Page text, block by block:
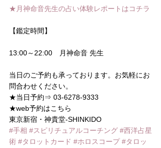
★月神命音先生の占い体験レポートはコチラ
【鑑定時間】
13:00～22:00　月神命音 先生
当日のご予約も承っております。お気軽にお
問合わせください。
★当日予約⇒ 03-6278-9333
★web予約はこちら
東京新宿・神貴堂-SHINKIDO
#手相 #スピリチュアルコーチング #西洋占星
術 #タロットカード #ホロスコープ #タロッ